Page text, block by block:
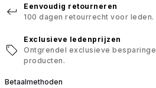
Eenvoudig retourneren
100 dagen retourrecht voor leden.
Exclusieve ledenprijzen
Ontgrendel exclusieve
producten.
Betaalmethoden